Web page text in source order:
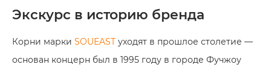
Экскурс в историю бренда
Корни марки SOUEAST уходят в прошлое столетие —
основан концерн был в 1995 году в городе Фучжоу